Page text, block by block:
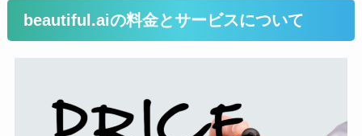
beautiful.aiの料金とサービスについて